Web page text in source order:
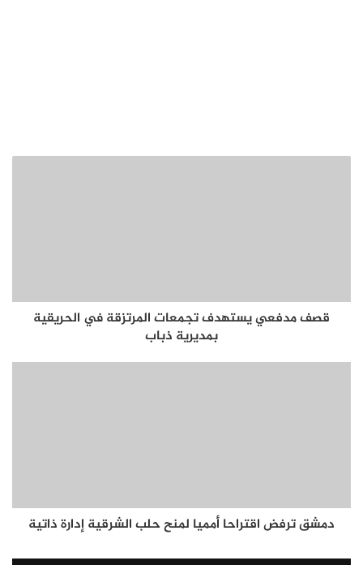
قصف مدفعي يستهدف تجمعات المرتزقة في الحريقية
بمديرية ذباب
دمشق ترفض اقتراحا أمميا لمنح حلب الشرقية إدارة ذاتية